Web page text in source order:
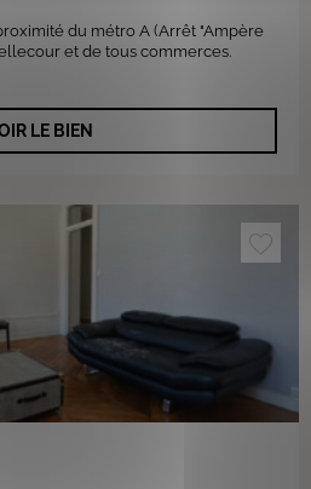
du métro A (Arrêt "Ampère
et de tous commerces.
LE BIEN